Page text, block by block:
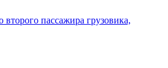
пассажира грузовика,